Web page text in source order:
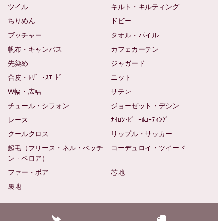
ツイル
キルト・キルティング
ちりめん
ドビー
ブッチャー
タオル・パイル
帆布・キャンバス
カフェカーテン
先染め
ジャガード
合皮・ﾚｻﾞｰ･ｽｴｰﾄﾞ
ニット
W幅・広幅
サテン
チュール・シフォン
ジョーゼット・デシン
レース
ﾅｲﾛﾝ･ﾋﾞﾆｰﾙｺｰﾃｨﾝｸﾞ
クールクロス
リップル・サッカー
起毛（フリース・ネル・ベッチ
ン・ベロア）
コーデュロイ・ツイード
ファー・ボア
芯地
裏地